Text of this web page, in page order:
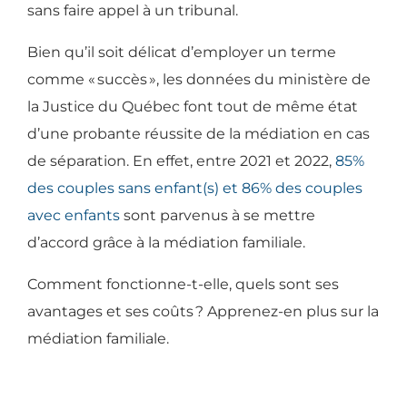
sans faire appel à un tribunal.
Bien qu’il soit délicat d’employer un terme
comme «succès», les données du ministère de
la Justice du Québec font tout de même état
d’une probante réussite de la médiation en cas
de séparation. En effet, entre 2021 et 2022, 85%
des couples sans enfant(s) et 86% des couples
avec enfants sont parvenus à se mettre
d’accord grâce à la médiation familiale.
Comment fonctionne-t-elle, quels sont ses
avantages et ses coûts? Apprenez-en plus sur la
médiation familiale.